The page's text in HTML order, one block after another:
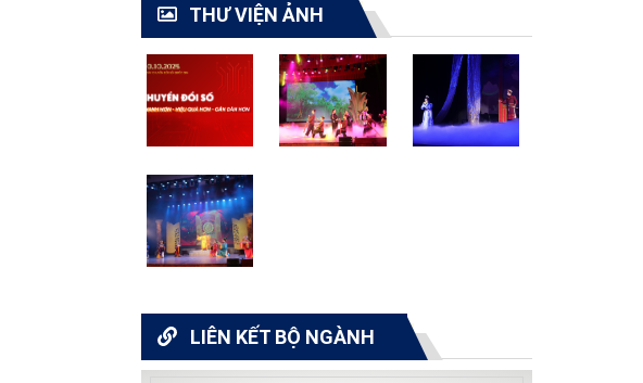
THƯ VIỆN ẢNH
LIÊN KẾT BỘ NGÀNH